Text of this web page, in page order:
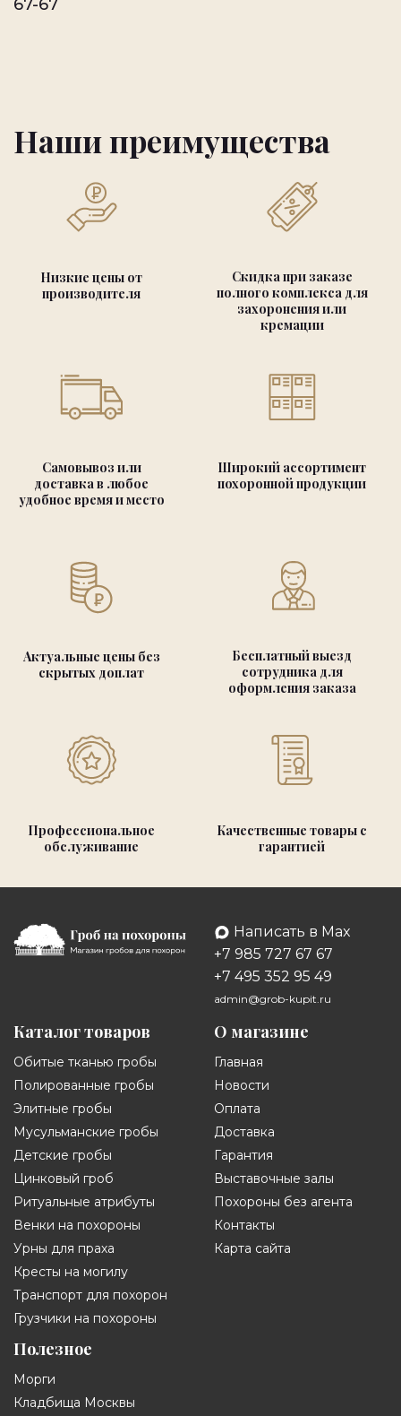
67-67
Наши преимущества
Низкие цены от
производителя
Скидка при заказе
полного комплекса для
захоронения или
кремации
Самовывоз или
доставка в любое
удобное время и место
Широкий ассортимент
похоронной продукции
Актуальные цены без
скрытых доплат
Бесплатный выезд
сотрудника для
оформления заказа
Профессиональное
обслуживание
Качественные товары с
гарантией
Написать в Max
+7 985 727 67 67
+7 495 352 95 49
admin@grob-kupit.ru
Каталог товаров
Обитые тканью гробы
Полированные гробы
Элитные гробы
Мусульманские гробы
Детские гробы
Цинковый гроб
Ритуальные атрибуты
Венки на похороны
Урны для праха
Кресты на могилу
Транспорт для похорон
Грузчики на похороны
О магазине
Главная
Новости
Оплата
Доставка
Гарантия
Выставочные залы
Похороны без агента
Контакты
Карта сайта
Полезное
Морги
Кладбища Москвы